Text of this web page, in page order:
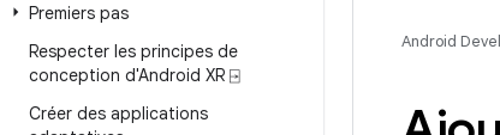
Premiers pas
Respecter les principes de
conception d'Android XR ⍈
Créer des applications
Android